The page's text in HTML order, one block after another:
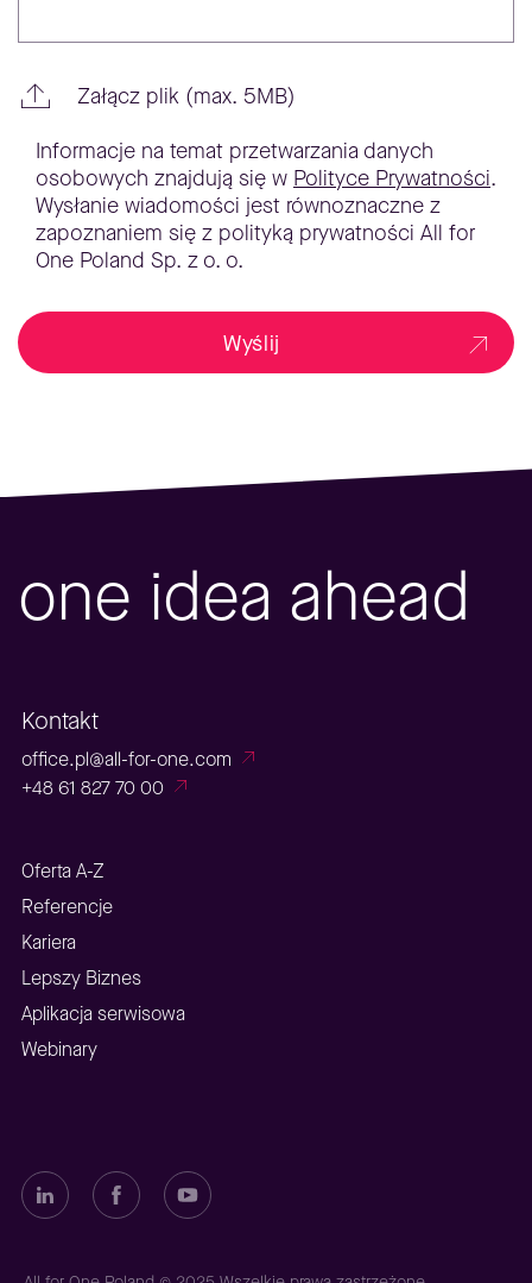
Załącz plik (max. 5MB)
Informacje na temat przetwarzania danych
osobowych znajdują się w Polityce Prywatności.
Wysłanie wiadomości jest równoznaczne z
zapoznaniem się z polityką prywatności All for
One Poland Sp. z o. o.
Wyślij
one idea ahead
Kontakt
office.pl@all-for-one.com
+48 61 827 70 00
Oferta A-Z
Referencje
Kariera
Lepszy Biznes
Aplikacja serwisowa
Webinary